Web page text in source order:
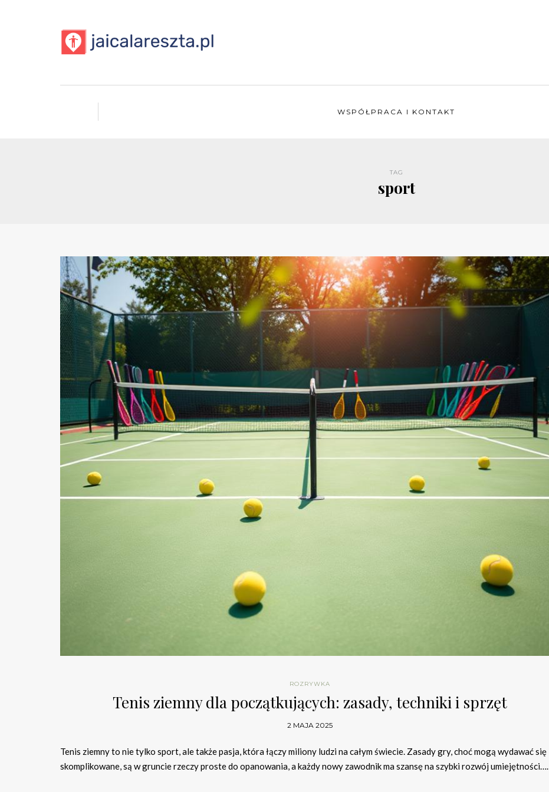
WSPÓŁPRACA I KONTAKT
TAG
sport
ROZRYWKA
Tenis ziemny dla początkujących: zasady, techniki i sprzęt
2 MAJA 2025
Tenis ziemny to nie tylko sport, ale także pasja, która łączy miliony ludzi na całym świecie. Zasady gry, choć mogą wydawać się
skomplikowane, są w gruncie rzeczy proste do opanowania, a każdy nowy zawodnik ma szansę na szybki rozwój umiejętności….